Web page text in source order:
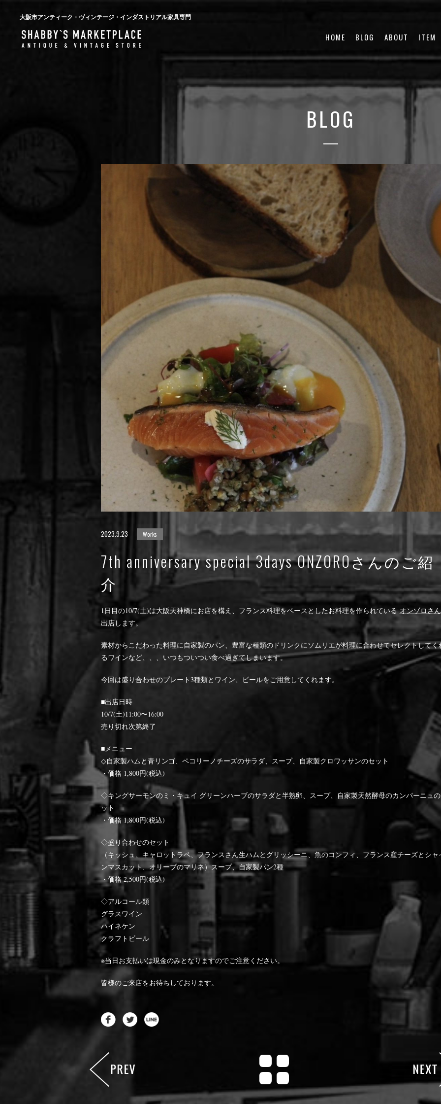
大阪市アンティーク・ヴィンテージ・インダストリアル家具専門
HOME BLOG ABOUT ITEM
BLOG
2023.9.23 Works
7th anniversary special 3days ONZOROさんのご紹
介
1日目の10/7(土)は大阪天神橋にお店を構え、フランス料理をベースとしたお料理を作られているオンゾロさん
出店します。
素材からこだわった料理に自家製のパン、豊富な種類のドリンクにソムリエが料理に合わせてセレクトしてく
るワインなど、、、いつもついつい食べ過ぎてしまいます。
今回は盛り合わせのプレート3種類とワイン、ビールをご用意してくれます。
■出店日時
10/7(土)11:00〜16:00
売り切れ次第終了
■メニュー
◇自家製ハムと青リンゴ、ペコリーノチーズのサラダ、スープ、自家製クロワッサンのセット
・価格 1,800円(税込)
◇キングサーモンのミ・キュイ グリーンハーブのサラダと半熟卵、スープ、自家製天然酵母のカンパーニュ
ット
・価格 1,800円(税込)
◇盛り合わせのセット
（キッシュ、キャロットラペ、フランスさん生ハムとグリッシーニ、魚のコンフィ、フランス産チーズとシャ
ンマスカット、オリーブのマリネ）スープ、自家製パン2種
・価格 2,500円(税込)
◇アルコール類
グラスワイン
ハイネケン
クラフトビール
※当日お支払いは現金のみとなりますのでご注意ください。
皆様のご来店をお待ちしております。